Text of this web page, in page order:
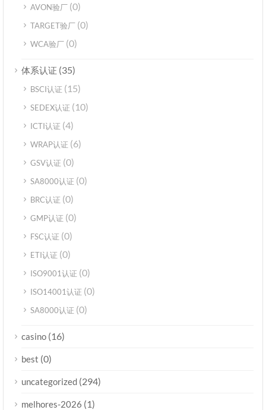
AVON验厂 (0)
TARGET验厂 (0)
WCA验厂 (0)
体系认证 (35)
BSCI认证 (15)
SEDEX认证 (10)
ICTI认证 (4)
WRAP认证 (6)
GSV认证 (0)
SA8000认证 (0)
BRC认证 (0)
GMP认证 (0)
FSC认证 (0)
ETI认证 (0)
ISO9001认证 (0)
ISO14001认证 (0)
SA8000认证 (0)
casino (16)
best (0)
uncategorized (294)
melhores-2026 (1)